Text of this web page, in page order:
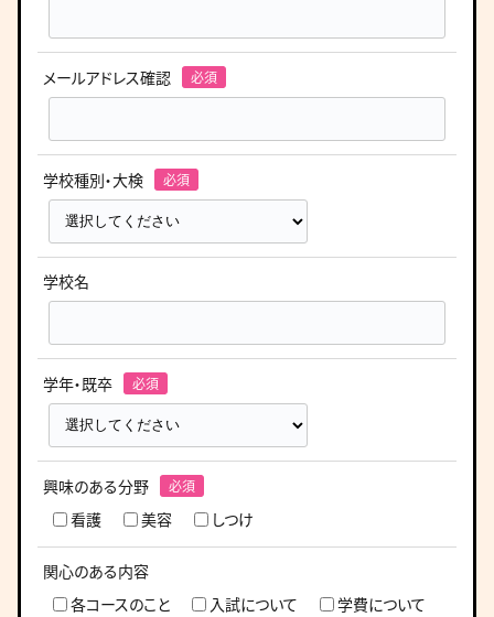
メールアドレス確認
学校種別・大検
学校名
学年・既卒
興味のある分野
看護
美容 しつけ
関心のある内容
各コースのこと
入試について
学費について